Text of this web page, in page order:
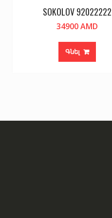
SOKOLOV 92022222
34900AMD
Գնել